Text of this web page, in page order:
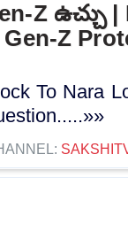
Z ఉచ్చు |
Z
To Nara